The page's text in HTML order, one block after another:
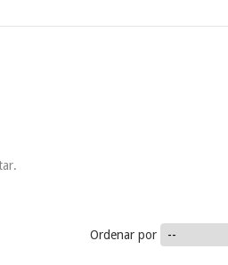
Ordenar por